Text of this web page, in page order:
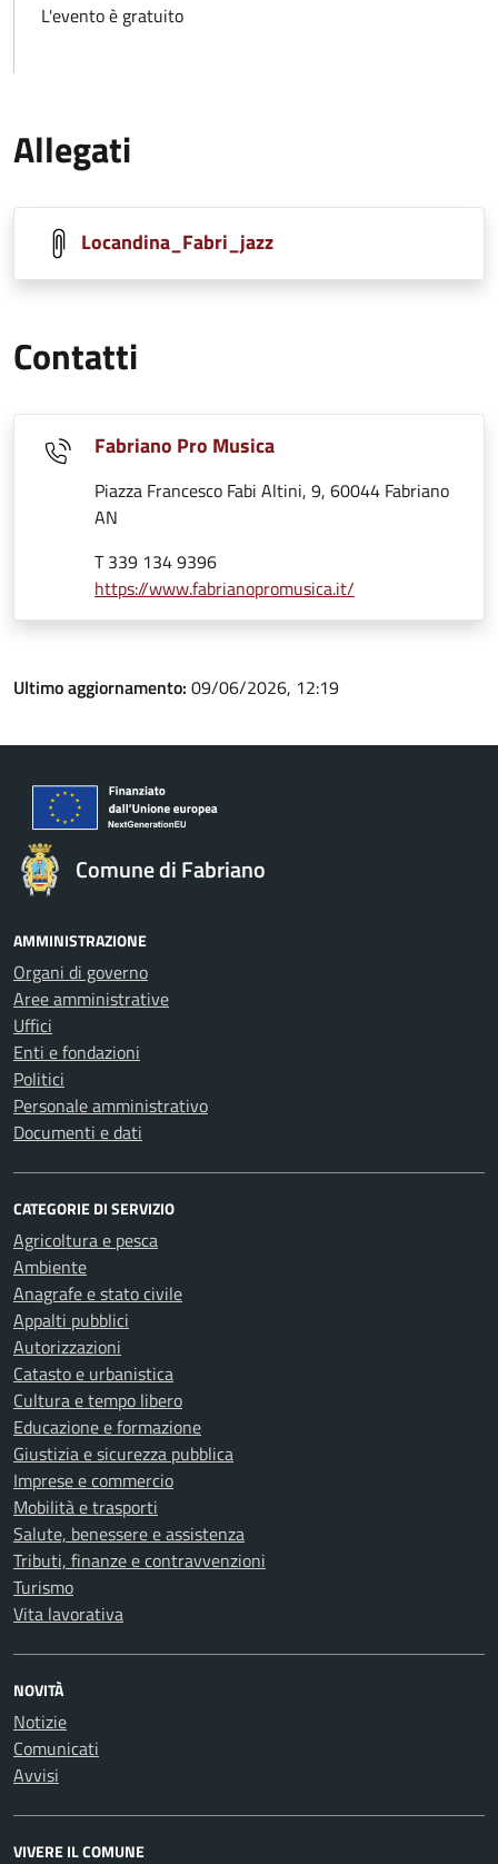
L'evento è gratuito
Allegati
Locandina_Fabri_jazz
Contatti
Fabriano Pro Musica
Piazza Francesco Fabi Altini, 9, 60044 Fabriano
AN
T 339 134 9396
https://www.fabrianopromusica.it/
Ultimo aggiornamento: 09/06/2026, 12:19
Comune di Fabriano
AMMINISTRAZIONE
Organi di governo
Aree amministrative
Uffici
Enti e fondazioni
Politici
Personale amministrativo
Documenti e dati
CATEGORIE DI SERVIZIO
Agricoltura e pesca
Ambiente
Anagrafe e stato civile
Appalti pubblici
Autorizzazioni
Catasto e urbanistica
Cultura e tempo libero
Educazione e formazione
Giustizia e sicurezza pubblica
Imprese e commercio
Mobilità e trasporti
Salute, benessere e assistenza
Tributi, finanze e contravvenzioni
Turismo
Vita lavorativa
NOVITÀ
Notizie
Comunicati
Avvisi
VIVERE IL COMUNE